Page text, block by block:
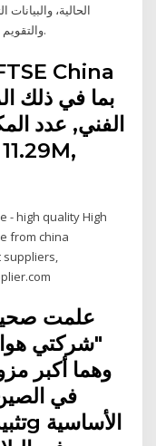
الحالية، والبيانات
والتقويم الاقتصادي - الصين - السند الحكومي 10 سنوات.
- high quality High
from china
suppliers,
علمت
شركتي
في